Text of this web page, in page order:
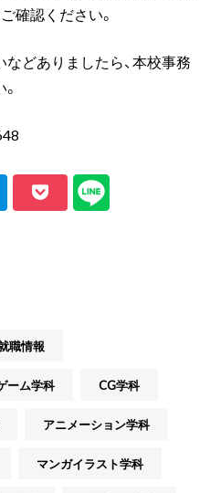
確認ください。
どありましたら、本校事務
職情報
ーム学科 CG学科
アニメーション学科
マンガイラスト学科